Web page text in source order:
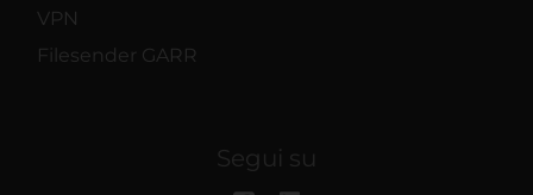
VPN
Filesender GARR
Segui su